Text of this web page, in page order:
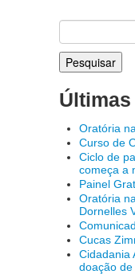
por:
Oratória
Curso de
Ciclo de
começa a
Painel
Oratória
Dornelles
Cucas
Cidadania
doação